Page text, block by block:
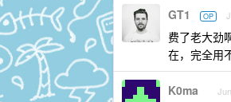
GT1 OP
费了老大劲
在，完全用
K0ma